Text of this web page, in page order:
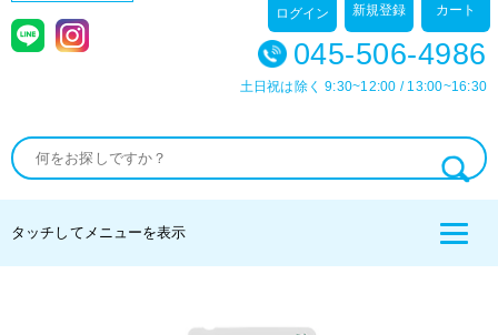
ログイン 新規登録 カート
045-506-4986
土日祝は除く 9:30~12:00 / 13:00~16:30
タッチしてメニューを表示